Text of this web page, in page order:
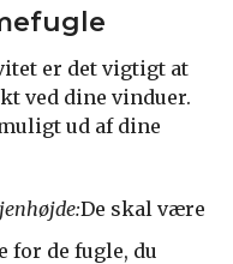
er det vigtigt at
ved dine vinduer.
ud af dine
De skal være
for de fugle, du